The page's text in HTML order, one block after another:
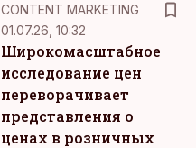
CONTENT MARKETING
01.07.26, 10:32
Широкомасштабное
исследование цен
переворачивает
представления о
ценах в розничных